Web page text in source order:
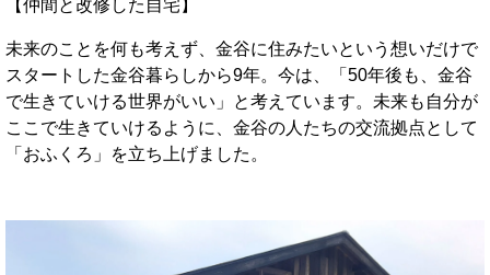
【仲間と改修した自宅】
未来のことを何も考えず、金谷に住みたいという想いだけで
スタートした金谷暮らしから9年。今は、「50年後も、金谷
で生きていける世界がいい」と考えています。未来も自分が
ここで生きていけるように、金谷の人たちの交流拠点として
「おふくろ」を立ち上げました。